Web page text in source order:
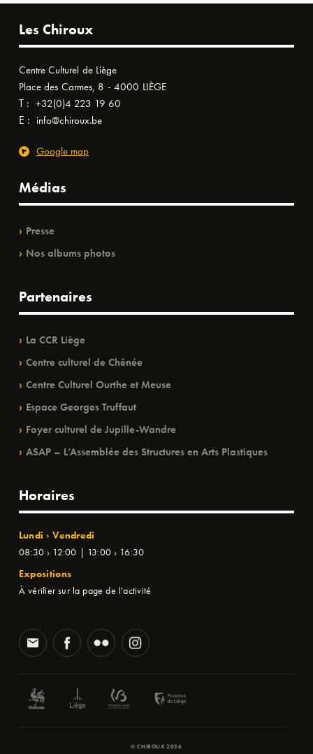
Les Chiroux
Centre Culturel de Liège
Place des Carmes, 8 - 4000 LIÈGE
T : +32(0)4 223 19 60
E : info@chiroux.be
Google map
Médias
Presse
Nos albums photos
Partenaires
La CCR Liège
Centre culturel de Chênée
Centre Culturel Ourthe et Meuse
Espace Georges Truffaut
Foyer culturel de Jupille-Wandre
ASAP – L’Assemblée des Structures en Arts Plastiques
Horaires
Lundi › Vendredi
08:30 › 12:00 | 13:00 › 16:30
Expositions
À vérifier sur la page de l'activité
© CHIROUX 2026